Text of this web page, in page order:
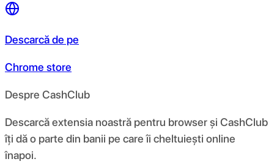
Descarcă de pe
Chrome store
Despre CashClub
Descarcă extensia noastră pentru browser și CashClub
îți dă o parte din banii pe care îi cheltuiești online
înapoi.